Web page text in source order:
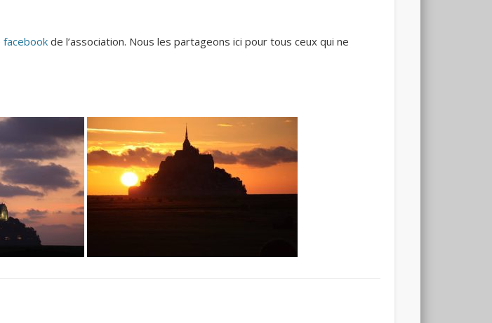
facebookde l’association. Nous les partageons ici pour tous ceux qui ne